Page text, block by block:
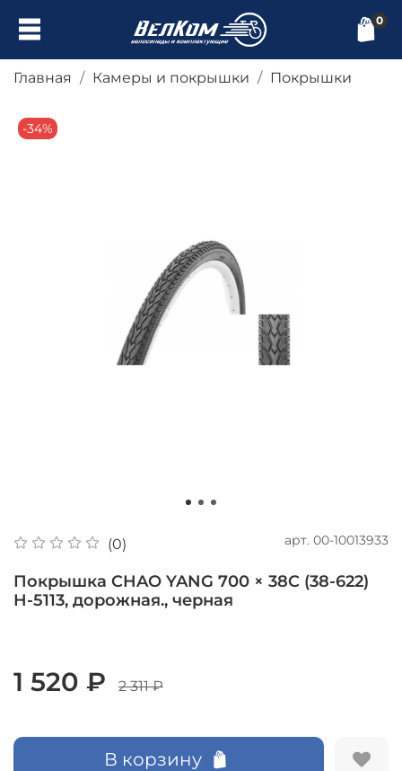
0
Главная Камеры и покрышки Покрышки
-34%
(0) арт. 00-10013933
Покрышка CHAO YANG 700 × 38C (38-622)
H-5113, дорожная., черная
1 520 ₽ 2 311 ₽
В корзину